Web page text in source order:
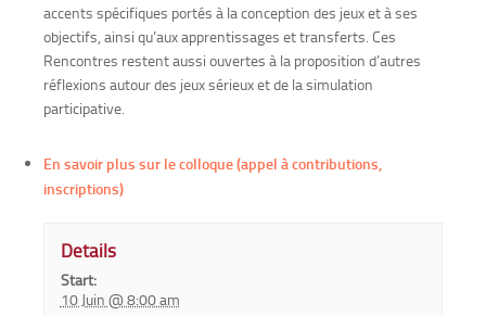
accents spécifiques portés à la conception des jeux et à ses
objectifs, ainsi qu’aux apprentissages et transferts. Ces
Rencontres restent aussi ouvertes à la proposition d’autres
réflexions autour des jeux sérieux et de la simulation
participative.
En savoir plus sur le colloque (appel à contributions,
inscriptions)
Details
Start:
10 Juin @ 8:00 am